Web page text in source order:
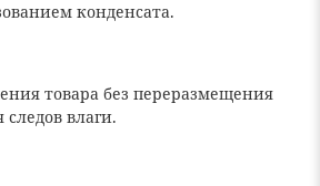
конденсата.
товара без переразмещения
влаги.